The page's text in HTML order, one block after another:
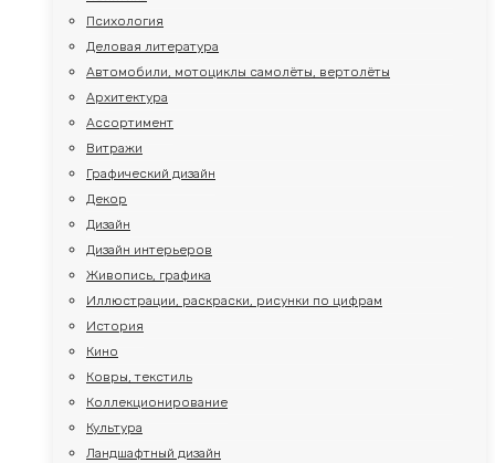
Психология
Деловая литература
Автомобили, мотоциклы самолёты, вертолёты
Архитектура
Ассортимент
Витражи
Графический дизайн
Декор
Дизайн
Дизайн интерьеров
Живопись, графика
Иллюстрации, раскраски, рисунки по цифрам
История
Кино
Ковры, текстиль
Коллекционирование
Культура
Ландшафтный дизайн